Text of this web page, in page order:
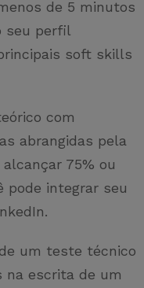
de 5 minutos
seu perfil
soft skills
com
abrangidas pela
75% ou
pode integrar seu
um teste técnico
na escrita de um